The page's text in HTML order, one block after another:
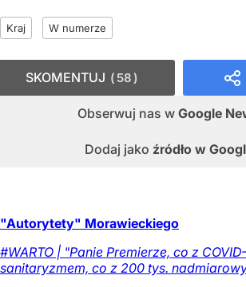
Kraj W numerze
Obserwuj nas w Google
Dodaj jako źródło w
SKOMENTUJ 58
"Autorytety" Morawieckiego
#WARTO | "Panie Premierze, co z
sanitaryzmem, co z 200 tys.